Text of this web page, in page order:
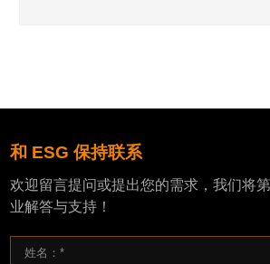
和 ESG 保持联系
欢迎留言提问或提出您的需求，我们将
业解答与支持！